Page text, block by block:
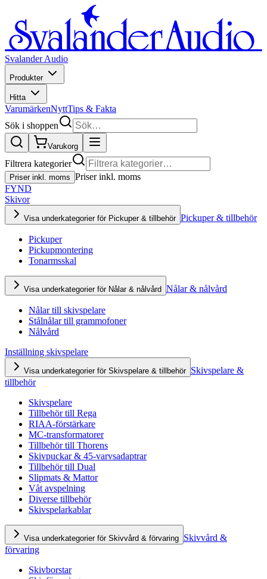
Svalander Audio
Produkter
Hitta
VarumärkenNyttTips & Fakta
Sök i shoppen
Varukorg
Filtrera kategorier
Priser inkl. moms Priser inkl. moms
FYND
Skivor
Visa underkategorier för Pickuper & tillbehör Pickuper & tillbehör
Pickuper
Pickupmontering
Tonarmsskal
Visa underkategorier för Nålar & nålvård Nålar & nålvård
Nålar till skivspelare
Stålnålar till grammofoner
Nålvård
Inställning skivspelare
Visa underkategorier för Skivspelare & tillbehör Skivspelare &
tillbehör
Skivspelare
Tillbehör till Rega
RIAA-förstärkare
MC-transformatorer
Tillbehör till Thorens
Skivpuckar & 45-varvsadaptrar
Tillbehör till Dual
Slipmats & Mattor
Våt avspelning
Diverse tillbehör
Skivspelarkablar
Visa underkategorier för Skivvård & förvaring Skivvård &
förvaring
Skivborstar